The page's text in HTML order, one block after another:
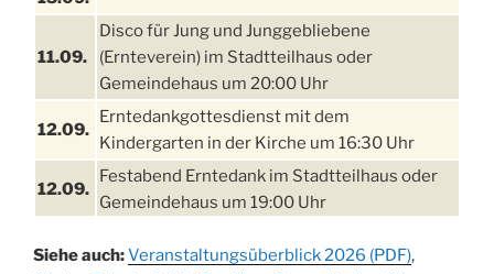
11.09.
Disco für Jung und Junggebliebene
(Ernteverein) im Stadtteilhaus oder
Gemeindehaus um 20:00 Uhr
12.09.
Erntedankgottesdienst mit dem
Kindergarten in der Kirche um 16:30 Uhr
12.09.
Festabend Erntedank im Stadtteilhaus oder
Gemeindehaus um 19:00 Uhr
13.09.
Stadtteilhaus um 14:00 Uhr
Siehe auch:Veranstaltungsüberblick 2026 (PDF),